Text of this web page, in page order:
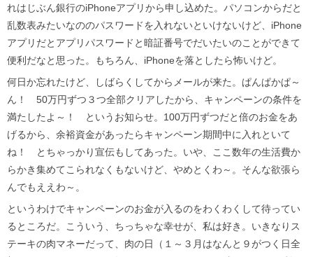
れはじぶん銀行のiPhoneアプリから申し込めた。パソコンからだと
乱数表みたいなののパスワードを入れないといけないけど、iPhone
アプリだとアプリパスワードと暗証番号でだいたいのことができて
便利だなと思った。もちろん、iPhoneを落としたら怖いけど。
何日か忘れたけど、しばらくしてからメールが来た。ぱんぱかぱ～
ん！ 50万円ずつ３つ全部クリアしたから、キャンペーンの条件を
満たしたよ～！ というお知らせ。100万円ずつだと倍のお金をあ
げるから、余裕資金があったらキャンペーン期間中に入れといて
ね！ とちゃっかり宣伝もしてあった。いや、ここ数年の生活費か
らかき集めてこられなくもないけど、やめとくわ～。そんな欲張ら
んでもええわ～。
というわけでキャンペーンのお金が入るのをわくわくして待ってい
るところだ。こういう、ちっちゃな幸せが、私は好き。いきなりス
テーキの肉マネーだって、肉の日（１～３月はなんと９がつく日全